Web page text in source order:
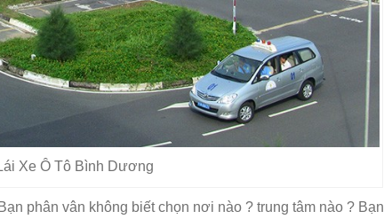
Xe Ô Tô Bình Dương
phân vân không biết chọn nơi nào ? trung tâm nào ? Bạn